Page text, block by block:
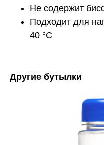
Не содержит
Подходит для
40 °C
Другие бутылки